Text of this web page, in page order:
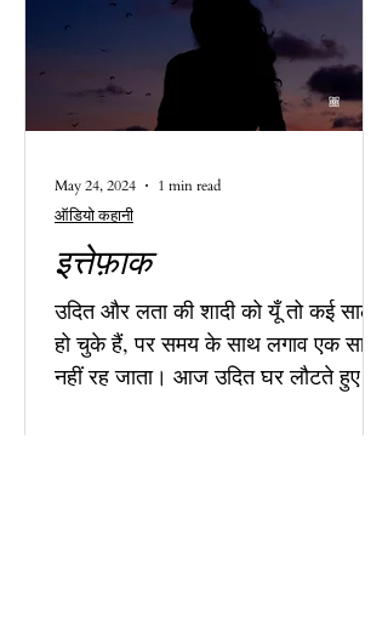
इत्तेफ़ाक
उदित और लता की शादी को यूँ तो कई साल
हो चुके हैं, पर समय के साथ लगाव एक सा
नहीं रह जाता। आज उदित घर लौटते हुए
ऑडियो कहानी
May 24, 2024 1 min read